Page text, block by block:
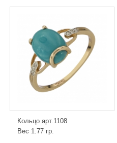
Кольцо арт.1108
Вес 1.77 гр.